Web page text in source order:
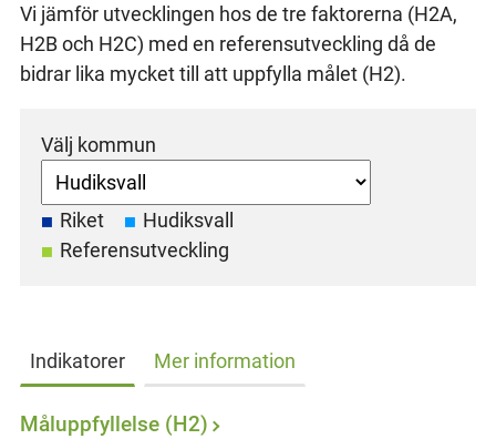
Vi jämför utvecklingen hos de tre faktorerna (H2A,
H2B och H2C) med en referensutveckling då de
bidrar lika mycket till att uppfylla målet (H2).
Välj kommun
Riket
Hudiksvall
Referensutveckling
Indikatorer Mer information
Måluppfyllelse (H2)